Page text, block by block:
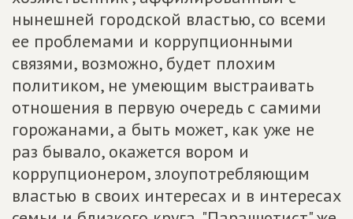
нынешней городской властью, со всеми
ее проблемами и коррупционными
связями, возможно, будет плохим
политиком, не умеющим выстраивать
отношения в первую очередь с самими
горожанами, а быть может, как уже не
раз бывало, окажется вором и
коррупционером, злоупотребляющим
властью в своих интересах и в интересах